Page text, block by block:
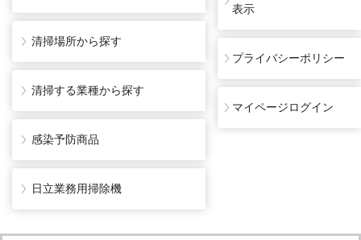
清掃場所から探す
清掃する業種から探す
感染予防商品
日立業務用掃除機
表示
プライバシーポリシー
マイページログイン